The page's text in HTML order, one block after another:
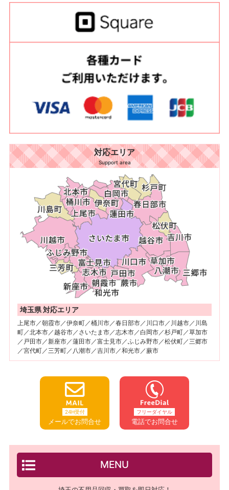
対応エリア
Support area
埼玉県 対応エリア
上尾市／朝霞市／伊奈町／桶川市／春日部市／川口市／川越市／川島
町／北本市／越谷市／さいたま市／志木市／白岡市／杉戸町／草加市
／戸田市／新座市／蓮田市／富士見市／ふじみ野市／松伏町／三郷市
／宮代町／三芳町／八潮市／吉川市／和光市／蕨市
24H受付
メールでお問合せ
フリーダイヤル
電話でお問合せ
MENU